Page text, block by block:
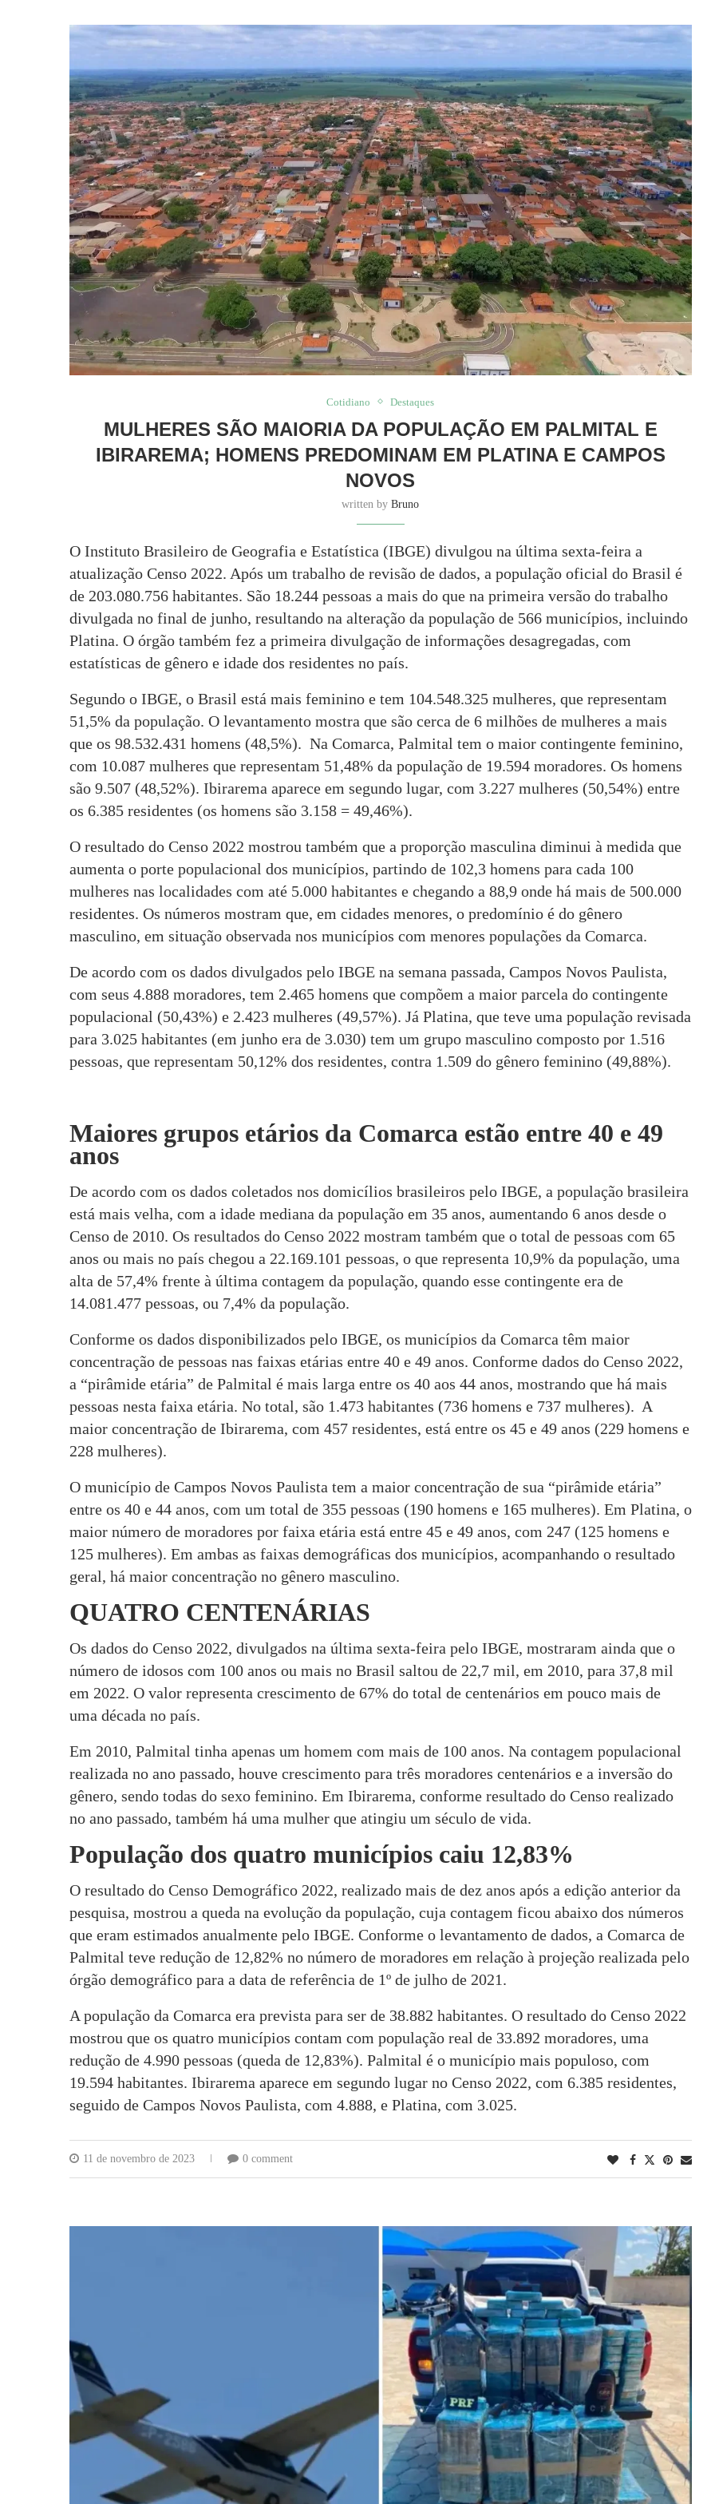
Cotidiano Destaques
MULHERES SÃO MAIORIA DA POPULAÇÃO EM PALMITAL E
IBIRAREMA; HOMENS PREDOMINAM EM PLATINA E CAMPOS
NOVOS
written byBruno
O Instituto Brasileiro de Geografia e Estatística (IBGE) divulgou na última sexta-feira a
atualização Censo 2022. Após um trabalho de revisão de dados, a população oficial do Brasil é
de 203.080.756 habitantes. São 18.244 pessoas a mais do que na primeira versão do trabalho
divulgada no final de junho, resultando na alteração da população de 566 municípios, incluindo
Platina. O órgão também fez a primeira divulgação de informações desagregadas, com
estatísticas de gênero e idade dos residentes no país.
Segundo o IBGE, o Brasil está mais feminino e tem 104.548.325 mulheres, que representam
51,5% da população. O levantamento mostra que são cerca de 6 milhões de mulheres a mais
que os 98.532.431 homens (48,5%). Na Comarca, Palmital tem o maior contingente feminino,
com 10.087 mulheres que representam 51,48% da população de 19.594 moradores. Os homens
são 9.507 (48,52%). Ibirarema aparece em segundo lugar, com 3.227 mulheres (50,54%) entre
os 6.385 residentes (os homens são 3.158 = 49,46%).
O resultado do Censo 2022 mostrou também que a proporção masculina diminui à medida que
aumenta o porte populacional dos municípios, partindo de 102,3 homens para cada 100
mulheres nas localidades com até 5.000 habitantes e chegando a 88,9 onde há mais de 500.000
residentes. Os números mostram que, em cidades menores, o predomínio é do gênero
masculino, em situação observada nos municípios com menores populações da Comarca.
De acordo com os dados divulgados pelo IBGE na semana passada, Campos Novos Paulista,
com seus 4.888 moradores, tem 2.465 homens que compõem a maior parcela do contingente
populacional (50,43%) e 2.423 mulheres (49,57%). Já Platina, que teve uma população revisada
para 3.025 habitantes (em junho era de 3.030) tem um grupo masculino composto por 1.516
pessoas, que representam 50,12% dos residentes, contra 1.509 do gênero feminino (49,88%).
Maiores grupos etários da Comarca estão entre 40 e 49
anos
De acordo com os dados coletados nos domicílios brasileiros pelo IBGE, a população brasileira
está mais velha, com a idade mediana da população em 35 anos, aumentando 6 anos desde o
Censo de 2010. Os resultados do Censo 2022 mostram também que o total de pessoas com 65
anos ou mais no país chegou a 22.169.101 pessoas, o que representa 10,9% da população, uma
alta de 57,4% frente à última contagem da população, quando esse contingente era de
14.081.477 pessoas, ou 7,4% da população.
Conforme os dados disponibilizados pelo IBGE, os municípios da Comarca têm maior
concentração de pessoas nas faixas etárias entre 40 e 49 anos. Conforme dados do Censo 2022,
a “pirâmide etária” de Palmital é mais larga entre os 40 aos 44 anos, mostrando que há mais
pessoas nesta faixa etária. No total, são 1.473 habitantes (736 homens e 737 mulheres). A
maior concentração de Ibirarema, com 457 residentes, está entre os 45 e 49 anos (229 homens e
228 mulheres).
O município de Campos Novos Paulista tem a maior concentração de sua “pirâmide etária”
entre os 40 e 44 anos, com um total de 355 pessoas (190 homens e 165 mulheres). Em Platina, o
maior número de moradores por faixa etária está entre 45 e 49 anos, com 247 (125 homens e
125 mulheres). Em ambas as faixas demográficas dos municípios, acompanhando o resultado
geral, há maior concentração no gênero masculino.
QUATRO CENTENÁRIAS
Os dados do Censo 2022, divulgados na última sexta-feira pelo IBGE, mostraram ainda que o
número de idosos com 100 anos ou mais no Brasil saltou de 22,7 mil, em 2010, para 37,8 mil
em 2022. O valor representa crescimento de 67% do total de centenários em pouco mais de
uma década no país.
Em 2010, Palmital tinha apenas um homem com mais de 100 anos. Na contagem populacional
realizada no ano passado, houve crescimento para três moradores centenários e a inversão do
gênero, sendo todas do sexo feminino. Em Ibirarema, conforme resultado do Censo realizado
no ano passado, também há uma mulher que atingiu um século de vida.
População dos quatro municípios caiu 12,83%
O resultado do Censo Demográfico 2022, realizado mais de dez anos após a edição anterior da
pesquisa, mostrou a queda na evolução da população, cuja contagem ficou abaixo dos números
que eram estimados anualmente pelo IBGE. Conforme o levantamento de dados, a Comarca de
Palmital teve redução de 12,82% no número de moradores em relação à projeção realizada pelo
órgão demográfico para a data de referência de 1º de julho de 2021.
A população da Comarca era prevista para ser de 38.882 habitantes. O resultado do Censo 2022
mostrou que os quatro municípios contam com população real de 33.892 moradores, uma
redução de 4.990 pessoas (queda de 12,83%). Palmital é o município mais populoso, com
19.594 habitantes. Ibirarema aparece em segundo lugar no Censo 2022, com 6.385 residentes,
seguido de Campos Novos Paulista, com 4.888, e Platina, com 3.025.
11 de novembro de 2023 0 comment